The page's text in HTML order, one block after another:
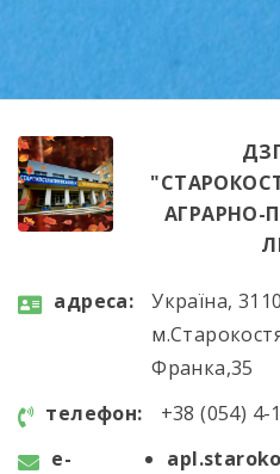
занять: «Фінансове […]
АГРАРНО-
aдресa:
Україна,
Франка,35
телефон:
+38 (054) 4-
e-